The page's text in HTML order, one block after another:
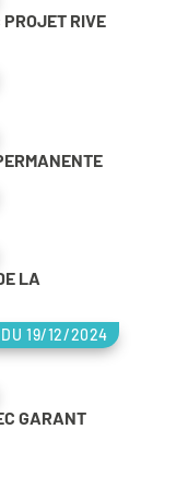
PROJET RIVE
LA
19/12/2024
GARANT